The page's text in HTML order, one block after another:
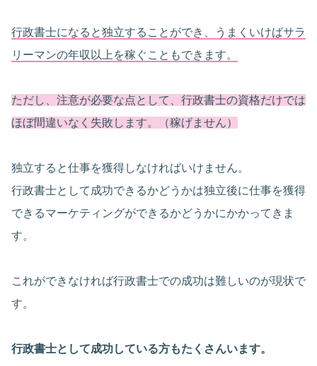
行政書士になると独立することができ、うまくいけばサラ
リーマンの年収以上を稼ぐこともできます。
ただし、注意が必要な点として、行政書士の資格だけでは
ほぼ間違いなく失敗します。（稼げません）
独立すると仕事を獲得しなければいけません。
行政書士として成功できるかどうかは独立後に仕事を獲得
できるマーケティングができるかどうかにかかってきま
す。
これができなければ行政書士での成功は難しいのが現状で
す。
行政書士として成功している方もたくさんいます。